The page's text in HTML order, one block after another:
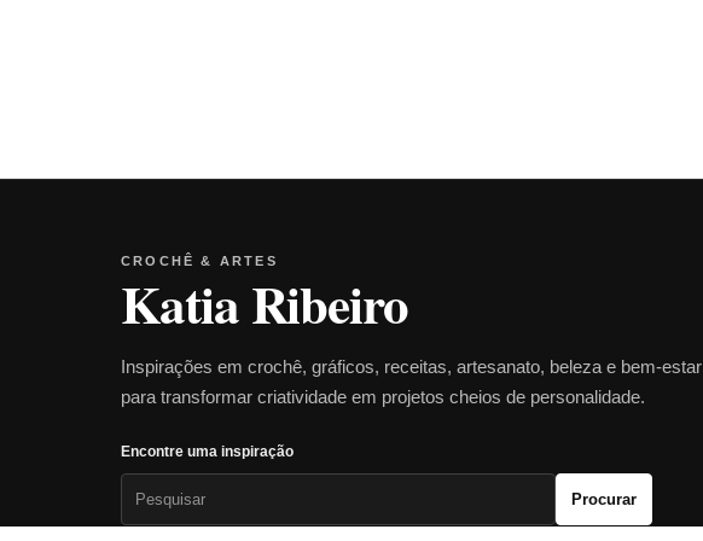
CROCHÊ & ARTES
Katia Ribeiro
Inspirações em crochê, gráficos, receitas, artesanato, beleza e bem-estar
para transformar criatividade em projetos cheios de personalidade.
Encontre uma inspiração
Procurar